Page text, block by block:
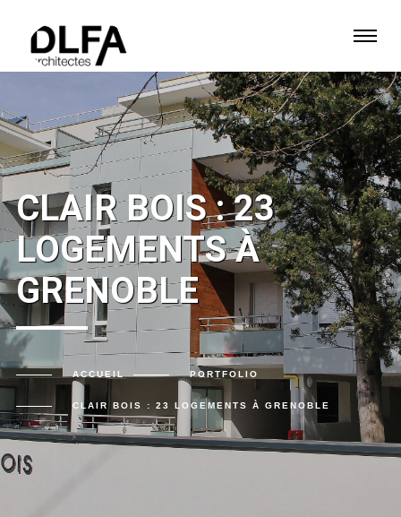
CLAIR BOIS : 23
LOGEMENTS À
GRENOBLE
ACCUEIL PORTFOLIO
CLAIR BOIS : 23 LOGEMENTS À GRENOBLE